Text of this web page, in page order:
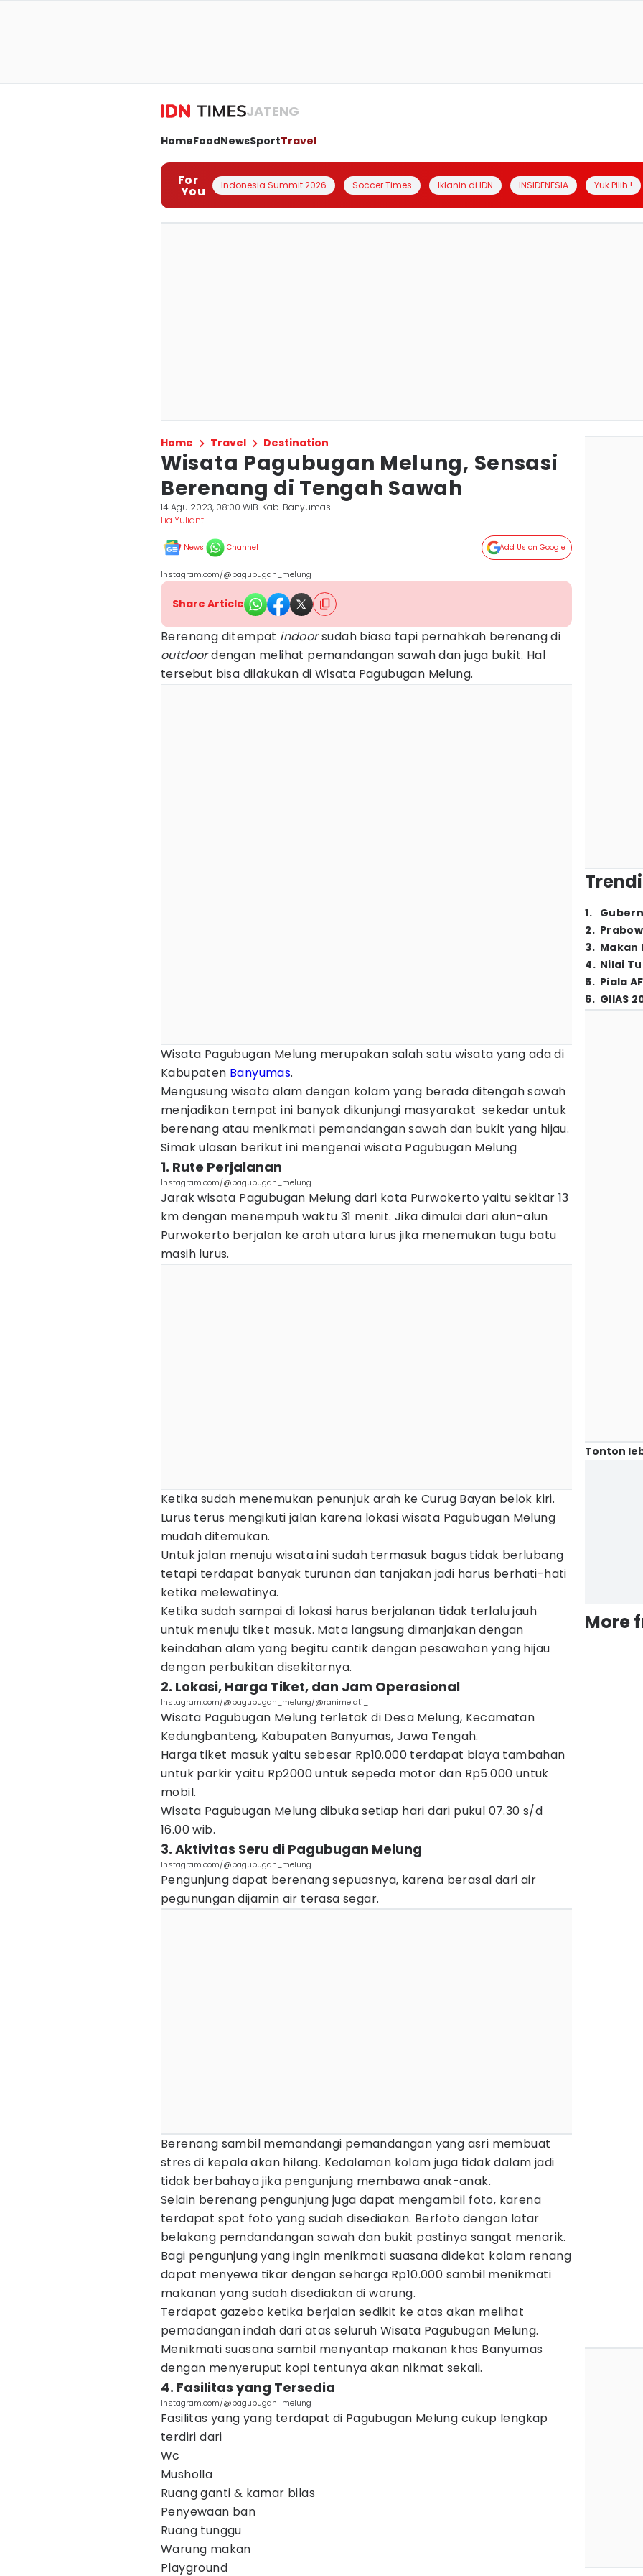
JATENG
HomeFoodNewsSportTravel
For
You Indonesia Summit 2026 Soccer Times Iklanin di IDN INSIDENESIA Yuk Pilih !
Home Travel Destination
Wisata Pagubugan Melung, Sensasi
Berenang di Tengah Sawah
14 Agu 2023, 08:00 WIB Kab. Banyumas
Lia Yulianti
News Channel Add Us on Google
Instagram.com/@pagubugan_melung
Share Article
Berenang ditempat indoorsudah biasa tapi pernahkah berenang di
outdoordengan melihat pemandangan sawah dan juga bukit. Hal
tersebut bisa dilakukan di Wisata Pagubugan Melung.
Wisata Pagubugan Melung merupakan salah satu wisata yang ada di
Kabupaten Banyumas.
Mengusung wisata alam dengan kolam yang berada ditengah sawah
menjadikan tempat ini banyak dikunjungi masyarakat sekedar untuk
berenang atau menikmati pemandangan sawah dan bukit yang hijau.
Simak ulasan berikut ini mengenai wisata Pagubugan Melung
1. Rute Perjalanan
Instagram.com/@pagubugan_melung
Jarak wisata Pagubugan Melung dari kota Purwokerto yaitu sekitar 13
km dengan menempuh waktu 31 menit. Jika dimulai dari alun-alun
Purwokerto berjalan ke arah utara lurus jika menemukan tugu batu
masih lurus.
Ketika sudah menemukan penunjuk arah ke Curug Bayan belok kiri.
Lurus terus mengikuti jalan karena lokasi wisata Pagubugan Melung
mudah ditemukan.
Untuk jalan menuju wisata ini sudah termasuk bagus tidak berlubang
tetapi terdapat banyak turunan dan tanjakan jadi harus berhati-hati
ketika melewatinya.
Ketika sudah sampai di lokasi harus berjalanan tidak terlalu jauh
untuk menuju tiket masuk. Mata langsung dimanjakan dengan
keindahan alam yang begitu cantik dengan pesawahan yang hijau
dengan perbukitan disekitarnya.
2. Lokasi, Harga Tiket, dan Jam Operasional
Instagram.com/@pagubugan_melung/@ranimelati_
Wisata Pagubugan Melung terletak di Desa Melung, Kecamatan
Kedungbanteng, Kabupaten Banyumas, Jawa Tengah.
Harga tiket masuk yaitu sebesar Rp10.000 terdapat biaya tambahan
untuk parkir yaitu Rp2000 untuk sepeda motor dan Rp5.000 untuk
mobil.
Wisata Pagubugan Melung dibuka setiap hari dari pukul 07.30 s/d
16.00 wib.
3. Aktivitas Seru di Pagubugan Melung
Instagram.com/@pagubugan_melung
Pengunjung dapat berenang sepuasnya, karena berasal dari air
pegunungan dijamin air terasa segar.
Berenang sambil memandangi pemandangan yang asri membuat
stres di kepala akan hilang. Kedalaman kolam juga tidak dalam jadi
tidak berbahaya jika pengunjung membawa anak-anak.
Selain berenang pengunjung juga dapat mengambil foto, karena
terdapat spot foto yang sudah disediakan. Berfoto dengan latar
belakang pemdandangan sawah dan bukit pastinya sangat menarik.
Bagi pengunjung yang ingin menikmati suasana didekat kolam renang
dapat menyewa tikar dengan seharga Rp10.000 sambil menikmati
makanan yang sudah disediakan di warung.
Terdapat gazebo ketika berjalan sedikit ke atas akan melihat
pemadangan indah dari atas seluruh Wisata Pagubugan Melung.
Menikmati suasana sambil menyantap makanan khas Banyumas
dengan menyeruput kopi tentunya akan nikmat sekali.
4. Fasilitas yang Tersedia
Instagram.com/@pagubugan_melung
Fasilitas yang yang terdapat di Pagubugan Melung cukup lengkap
terdiri dari
Wc
Musholla
Ruang ganti & kamar bilas
Penyewaan ban
Ruang tunggu
Warung makan
Playground
1.
2.
3. Makan
4. Nilai
5. Piala
6. GIIAS
Tonton
More